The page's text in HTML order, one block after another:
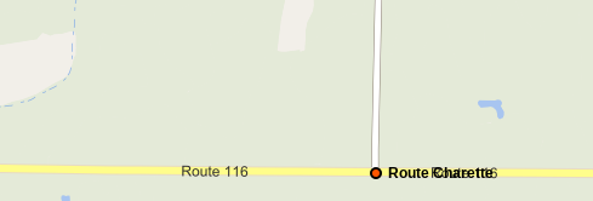
Route Charette